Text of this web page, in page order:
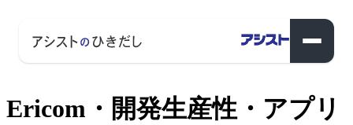
Ericom・開発生産性・アプリ